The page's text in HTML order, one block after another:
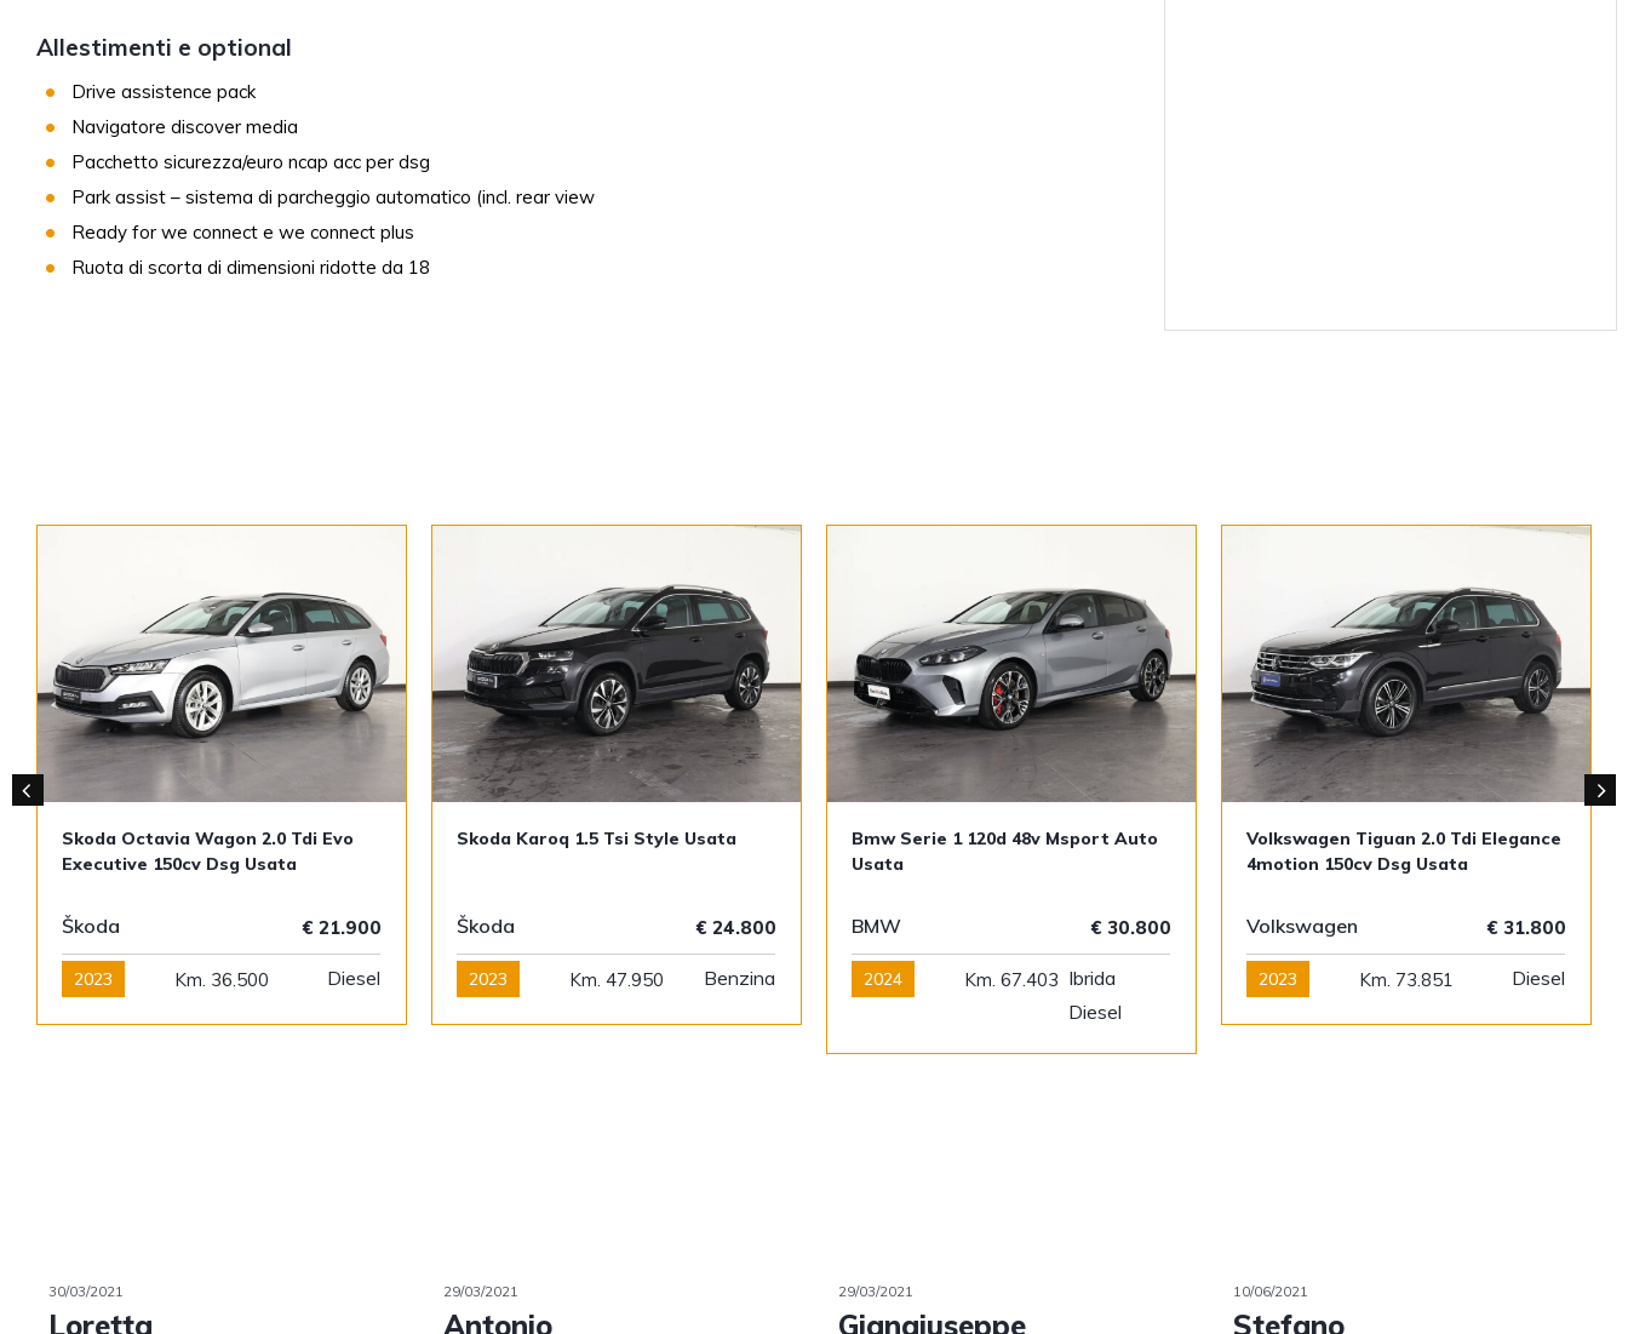
Allestimenti e optional
Drive assistence pack
Navigatore discover media
Pacchetto sicurezza/euro ncap acc per dsg
Park assist – sistema di parcheggio automatico (incl. rear view
Ready for we connect e we connect plus
Ruota di scorta di dimensioni ridotte da 18
Skoda Octavia Wagon 2.0 Tdi Evo
Executive 150cv Dsg Usata
Škoda € 21.900
2023 Km. 36.500 Diesel
Skoda Karoq 1.5 Tsi Style Usata
Škoda € 24.800
2023 Km. 47.950 Benzina
Bmw Serie 1 120d 48v Msport Auto
Usata
BMW € 30.800
2024 Km. 67.403 Ibrida
Diesel
Volkswagen Tiguan 2.0 Tdi Elegance
4motion 150cv Dsg Usata
Volkswagen € 31.800
2023 Km. 73.851 Diesel
30/03/2021
Loretta
29/03/2021
Antonio
29/03/2021
Giangiuseppe
10/06/2021
Stefano